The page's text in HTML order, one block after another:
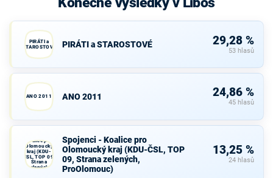
PIRÁTI a
STAROSTOVÉ
PIRÁTI a STAROSTOVÉ 29,28 %
53 hlasů
ANO 2011 ANO 2011 24,86 %
45 hlasů
Koalice pro
Olomoucký
kraj (KDU-
ČSL, TOP 09,
Strana
zelených,
Spojenci - Koalice pro
Olomoucký kraj (KDU-ČSL, TOP
09, Strana zelených,
ProOlomouc)
13,25 %
24 hlasů